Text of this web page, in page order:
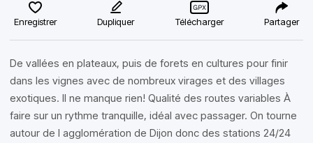
Enregistrer Dupliquer Télécharger Partager
De vallées en plateaux, puis de forets en cultures pour finir
dans les vignes avec de nombreux virages et des villages
exotiques. Il ne manque rien! Qualité des routes variables À
faire sur un rythme tranquille, idéal avec passager. On tourne
autour de l agglomération de Dijon donc des stations 24/24